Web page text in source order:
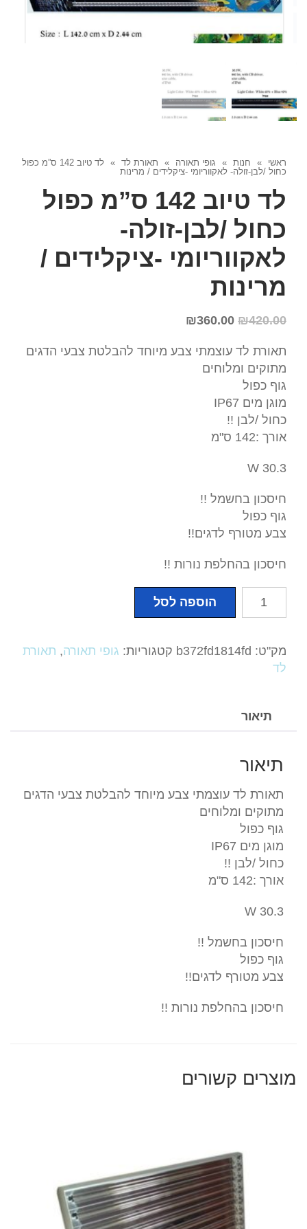
ראשי » חנות » גופי תאורה » תאורת לד »
לד טיוב 142 ס”מ כפול
כחול /לבן-זולה- לאקווריומי -ציקלידים / מרינות
לד טיוב 142 ס”מ כפול
כחול /לבן-זולה-
לאקווריומי -ציקלידים /
מרינות
₪420.00
₪360.00
תאורת לד עוצמתי צבע מיוחד להבלטת צבעי הדגים
מתוקים ומלוחים
גוף כפול
מוגן מים IP67
כחול /לבן !!
אורך :142 ס"מ
30.3 W
חיסכון בחשמל !!
גוף כפול
צבע מטורף לדגים!!
חיסכון בהחלפת נורות !!
טיוב
142
כחול
/לבן-זולה-
מרינות
הוספה לסל
מק"ט: b372fd1814fd קטגוריות: גופי תאורה, תאורת
לד
תיאור
תיאור
תאורת לד עוצמתי צבע מיוחד להבלטת צבעי הדגים
מתוקים ומלוחים
גוף כפול
מוגן מים IP67
כחול /לבן !!
אורך :142 ס"מ
30.3 W
חיסכון בחשמל !!
גוף כפול
צבע מטורף לדגים!!
חיסכון בהחלפת נורות !!
מוצרים קשורים